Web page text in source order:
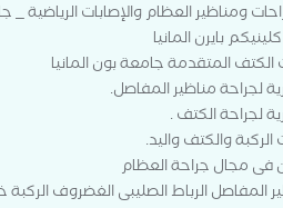
ومناظير العظام والإصابات الرياضية _
بايرن المانيا
الكتف المتقدمة جامعة بون المانيا
لجراحة مناظير المفاصل.
لجراحة الكتف .
والكتف واليد.
المفاصل الرباط الصليبى الغضروف